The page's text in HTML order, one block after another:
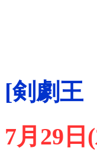
[剣劇王
7月29